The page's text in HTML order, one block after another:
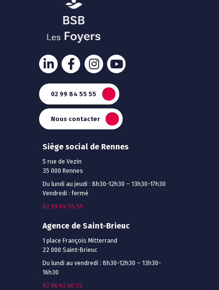
02 99 84 55 55
Nous contacter
Siège social de Rennes
5 rue de Vezin
35 000 Rennes
Du lundi au jeudi : 8h30-12h30 – 13h30-17h30
Vendredi : fermé
02 99 84 55 55
Agence de Saint-Brieuc
1 place François Mitterrand
22 000 Saint-Brieuc
Du lundi au vendredi : 8h30-12h30 – 13h30-
16h30
02 96 62 00 22